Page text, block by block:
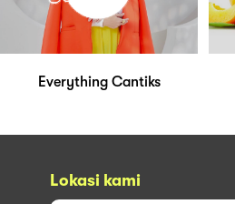
Everything Cantiks
Lokasi kami